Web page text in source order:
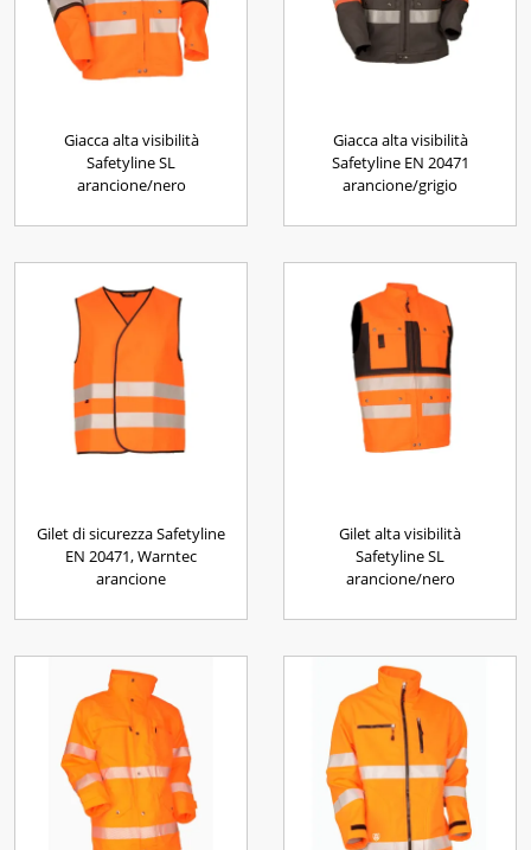
Giacca alta visibilità
Safetyline SL
arancione/nero
Giacca alta visibilità
Safetyline EN 20471
arancione/grigio
Gilet di sicurezza Safetyline
EN 20471, Warntec
arancione
Gilet alta visibilità
Safetyline SL
arancione/nero